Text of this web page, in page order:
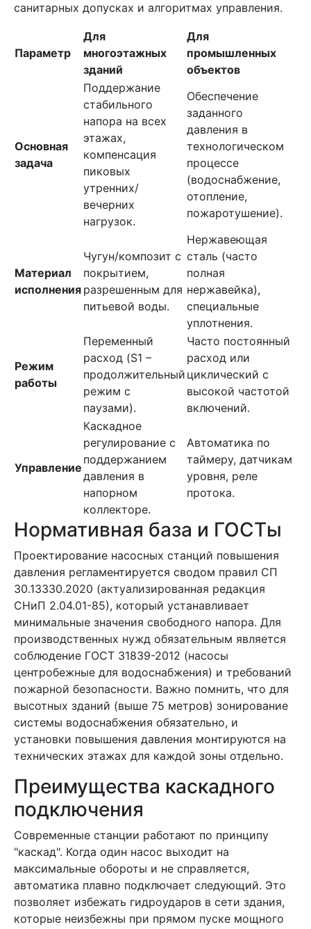
санитарных допусках и алгоритмах управления.
Параметр
Для
многоэтажных
зданий
Для
промышленных
объектов
Основная
задача
Поддержание
стабильного
напора на всех
этажах,
компенсация
пиковых
утренних/
вечерних
нагрузок.
Обеспечение
заданного
давления в
технологическом
процессе
(водоснабжение,
отопление,
пожаротушение).
Материал
исполнения
Чугун/композит с
покрытием,
разрешенным для
питьевой воды.
Нержавеющая
сталь (часто
полная
нержавейка),
специальные
уплотнения.
Режим
работы
Переменный
расход (S1 –
продолжительный
режим с
паузами).
Часто постоянный
расход или
циклический с
высокой частотой
включений.
Управление
Каскадное
регулирование с
поддержанием
давления в
напорном
коллекторе.
Автоматика по
таймеру, датчикам
уровня, реле
протока.
Нормативная база и ГОСТы
Проектирование насосных станций повышения
давления регламентируется сводом правил СП
30.13330.2020 (актуализированная редакция
СНиП 2.04.01-85), который устанавливает
минимальные значения свободного напора. Для
производственных нужд обязательным является
соблюдение ГОСТ 31839-2012 (насосы
центробежные для водоснабжения) и требований
пожарной безопасности. Важно помнить, что для
высотных зданий (выше 75 метров) зонирование
системы водоснабжения обязательно, и
установки повышения давления монтируются на
технических этажах для каждой зоны отдельно.
Преимущества каскадного
подключения
Современные станции работают по принципу
"каскад". Когда один насос выходит на
максимальные обороты и не справляется,
автоматика плавно подключает следующий. Это
позволяет избежать гидроударов в сети здания,
которые неизбежны при прямом пуске мощного